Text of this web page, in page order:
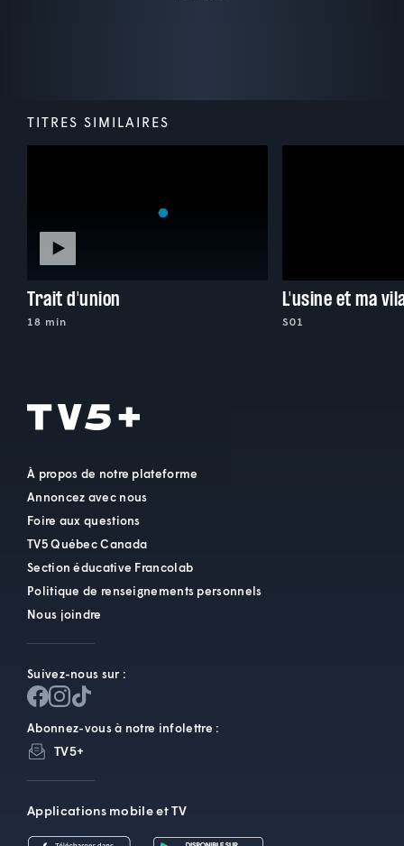
TITRES SIMILAIRES
Trait d'union
18 min S01
À propos de notre plateforme
Annoncez avec nous
Foire aux questions
TV5 Québec Canada
Section éducative Francolab
Politique de renseignements personnels
Nous joindre
Suivez-nous sur :
Abonnez-vous à notre infolettre :
TV5+
Applications mobile et TV